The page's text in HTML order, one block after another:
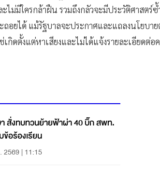
ม่มีใครกล้าฝืน รวมถึงกลัวจะมีประวัติศาสตร์ซ้
อยได้ แม้รัฐบาลจะประกาศและแถลงนโยบาย
กิดตั้งแต่หาเสียงและไม่ได้แจ้งรายละเอียดต่อ
สั่งทบทวนย้ายฟ้าผ่า 40 บิ๊ก สพท.
อร้องเรียน
2569 | 11:15